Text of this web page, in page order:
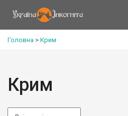
Головна > Крим
Крим